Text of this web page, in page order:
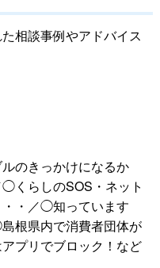
相談事例やアドバイス
のきっかけになるか
くらしのSOS・ネット
・／◯知っています
根県内で消費者団体が
プリでブロック！など